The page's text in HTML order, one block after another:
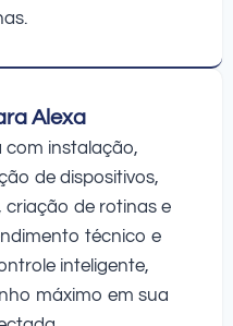
Alexa
com instalação,
de dispositivos,
de rotinas e
técnico e
inteligente,
máximo em sua